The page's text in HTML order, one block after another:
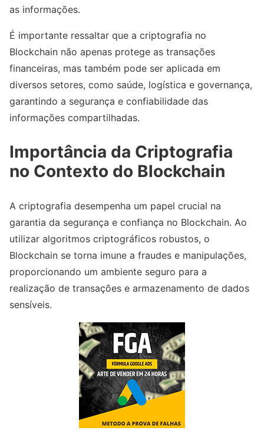
as informações.
É importante ressaltar que a criptografia no
Blockchain não apenas protege as transações
financeiras, mas também pode ser aplicada em
diversos setores, como saúde, logística e governança,
garantindo a segurança e confiabilidade das
informações compartilhadas.
Importância da Criptografia
no Contexto do Blockchain
A criptografia desempenha um papel crucial na
garantia da segurança e confiança no Blockchain. Ao
utilizar algoritmos criptográficos robustos, o
Blockchain se torna imune a fraudes e manipulações,
proporcionando um ambiente seguro para a
realização de transações e armazenamento de dados
sensíveis.